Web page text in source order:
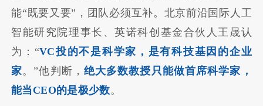
能“既要又要”，团队必须互补。北京前沿国际人工
智能研究院理事长、英诺科创基金合伙人王晟认
为：“VC投的不是科学家，是有科技基因的企业
家。”他判断， 绝大多数教授只能做首席科学家，
能当CEO的是极少数。